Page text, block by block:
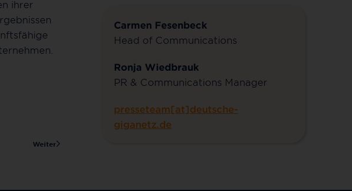
ihrer
Weiter
Carmen Fesenbeck
Head of Communications
Ronja Wiedbrauk
PR & Communications Manager
presseteam[at]deutsche-
giganetz.de